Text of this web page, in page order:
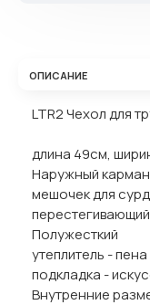
ОПИСАНИЕ
LTR2 Чехол для
длина 49см,
Наружный
мешочек для
Полужесткий
утеплитель -
подкладка -
Внутренние